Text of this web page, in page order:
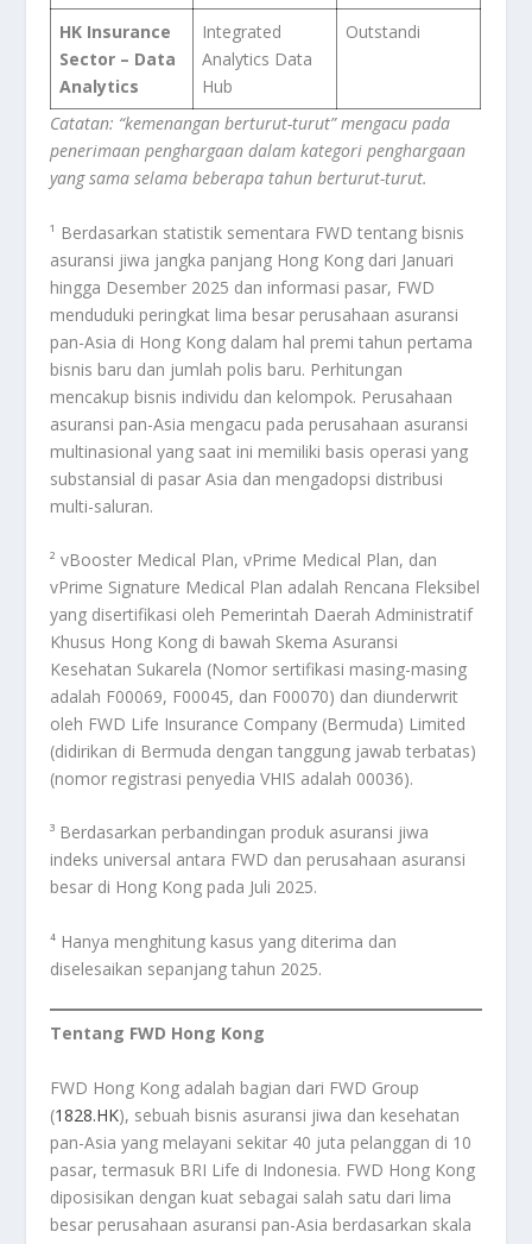
HK Insurance
Sector – Data
Analytics
Integrated
Analytics Data
Hub
Outstandi
Catatan: “kemenangan berturut-turut” mengacu pada
penerimaan penghargaan dalam kategori penghargaan
yang sama selama beberapa tahun berturut-turut.
¹ Berdasarkan statistik sementara FWD tentang bisnis
asuransi jiwa jangka panjang Hong Kong dari Januari
hingga Desember 2025 dan informasi pasar, FWD
menduduki peringkat lima besar perusahaan asuransi
pan-Asia di Hong Kong dalam hal premi tahun pertama
bisnis baru dan jumlah polis baru. Perhitungan
mencakup bisnis individu dan kelompok. Perusahaan
asuransi pan-Asia mengacu pada perusahaan asuransi
multinasional yang saat ini memiliki basis operasi yang
substansial di pasar Asia dan mengadopsi distribusi
multi-saluran.
² vBooster Medical Plan, vPrime Medical Plan, dan
vPrime Signature Medical Plan adalah Rencana Fleksibel
yang disertifikasi oleh Pemerintah Daerah Administratif
Khusus Hong Kong di bawah Skema Asuransi
Kesehatan Sukarela (Nomor sertifikasi masing-masing
adalah F00069, F00045, dan F00070) dan diunderwrit
oleh FWD Life Insurance Company (Bermuda) Limited
(didirikan di Bermuda dengan tanggung jawab terbatas)
(nomor registrasi penyedia VHIS adalah 00036).
³ Berdasarkan perbandingan produk asuransi jiwa
indeks universal antara FWD dan perusahaan asuransi
besar di Hong Kong pada Juli 2025.
⁴ Hanya menghitung kasus yang diterima dan
diselesaikan sepanjang tahun 2025.
Tentang FWD Hong Kong
FWD Hong Kong adalah bagian dari FWD Group
(1828.HK), sebuah bisnis asuransi jiwa dan kesehatan
pan-Asia yang melayani sekitar 40 juta pelanggan di 10
pasar, termasuk BRI Life di Indonesia. FWD Hong Kong
diposisikan dengan kuat sebagai salah satu dari lima
besar perusahaan asuransi pan-Asia berdasarkan skala